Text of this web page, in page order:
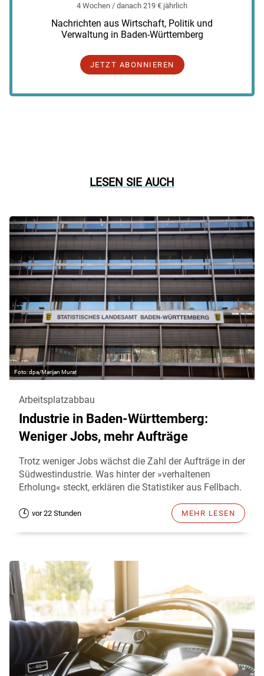
4 Wochen / danach 219 € jährlich
Nachrichten aus Wirtschaft, Politik und
Verwaltung in Baden-Württemberg
JETZT ABONNIEREN
LESEN SIE AUCH
dpa/Marijan Murat
Arbeitsplatzabbau
Industrie in Baden-Württemberg:
Weniger Jobs, mehr Aufträge
Trotz weniger Jobs wächst die Zahl der Aufträge in der
Südwestindustrie. Was hinter der »verhaltenen
Erholung« steckt, erklären die Statistiker aus Fellbach.
vor 22 Stunden MEHR LESEN